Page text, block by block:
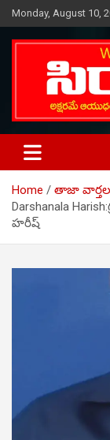
Skip
to
content
Monday, August 10,
SIRA
Telugu Online
Home
తాజా
Darshanala
హరీష్